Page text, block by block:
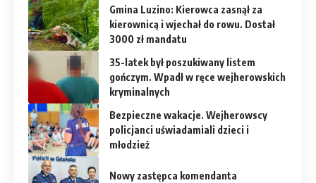
Gmina Luzino: Kierowca zasnął za
kierownicą i wjechał do rowu. Dostał
3000 zł mandatu
35-latek był poszukiwany listem
gończym. Wpadł w ręce wejherowskich
kryminalnych
Bezpieczne wakacje. Wejherowscy
policjanci uświadamiali dzieci i
młodzież
Nowy zastępca komendanta